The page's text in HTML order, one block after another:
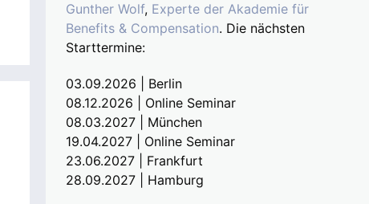
Gunther Wolf, Experte der Akademie für
Benefits & Compensation. Die nächsten
Starttermine:
03.09.2026 | Berlin
08.12.2026 | Online Seminar
08.03.2027 | München
19.04.2027 | Online Seminar
23.06.2027 | Frankfurt
28.09.2027 | Hamburg